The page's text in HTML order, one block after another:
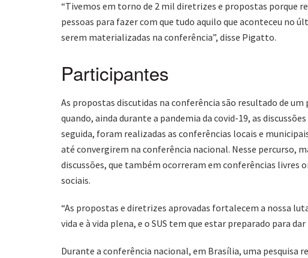
“Tivemos em torno de 2 mil diretrizes e propostas porque
pessoas para fazer com que tudo aquilo que aconteceu no
serem materializadas na conferência”, disse Pigatto.
Participantes
As propostas discutidas na conferência são resultado de um
quando, ainda durante a pandemia da covid-19, as
seguida, foram realizadas as conferências locais e
até convergirem na conferência nacional. Nesse percurso,
discussões, que também ocorreram em conferências
sociais.
“As propostas e diretrizes aprovadas fortalecem a nossa
vida e à vida plena, e o SUS tem que estar preparado para
Durante a conferência nacional, em Brasília, uma pesquisa